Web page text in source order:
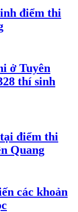
điểm thi
ở Tuyên
thí sinh
điểm thi
Quang
các khoản